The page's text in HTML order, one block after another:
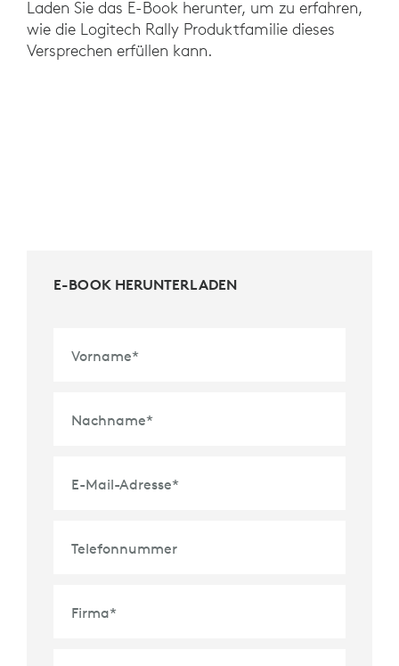
Laden Sie das E-Book herunter, um zu erfahren,
wie die Logitech Rally Produktfamilie dieses
Versprechen erfüllen kann.
E-BOOK HERUNTERLADEN
Vorname*
Nachname*
E-Mail-Adresse*
Telefonnummer
Firma*